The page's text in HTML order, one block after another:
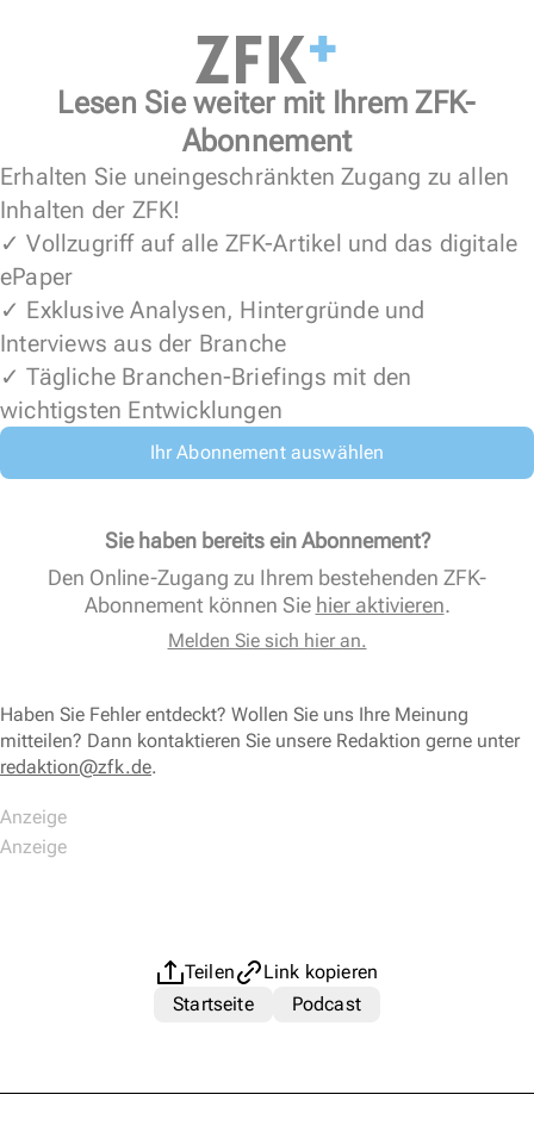
Lesen Sie weiter mit Ihrem ZFK-
Abonnement
Erhalten Sie uneingeschränkten Zugang zu allen
Inhalten der ZFK!
✓ Vollzugriff auf alle ZFK-Artikel und das digitale
ePaper
✓ Exklusive Analysen, Hintergründe und
Interviews aus der Branche
✓ Tägliche Branchen-Briefings mit den
wichtigsten Entwicklungen
Ihr Abonnement auswählen
Sie haben bereits ein Abonnement?
Den Online-Zugang zu Ihrem bestehenden ZFK-
Abonnement können Sie hier aktivieren.
Melden Sie sich hier an.
Haben Sie Fehler entdeckt? Wollen Sie uns Ihre Meinung
mitteilen? Dann kontaktieren Sie unsere Redaktion gerne unter
redaktion@zfk.de.
Teilen
Link kopieren
Startseite
Podcast